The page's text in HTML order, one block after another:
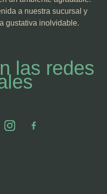
a nuestra sucursal y
gustativa inolvidable.
las redes